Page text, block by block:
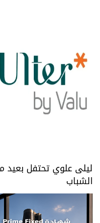
ليلى علوي تحتفل بعيد
الشباب